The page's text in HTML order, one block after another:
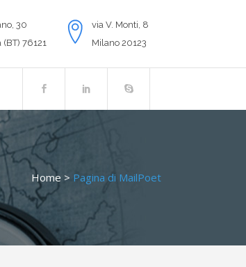
30
(BT) 76121
via V. Monti, 8
Milano 20123
Home > Pagina di MailPoet